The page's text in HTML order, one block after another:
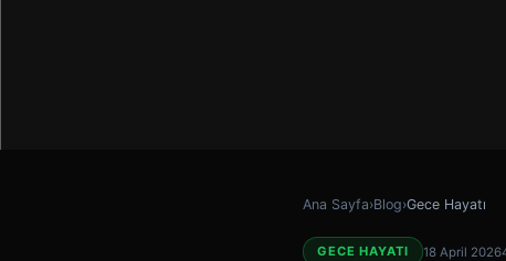
Ana Sayfa›Blog›Gece Hayatı
GECE HAYATI 18 April 2026